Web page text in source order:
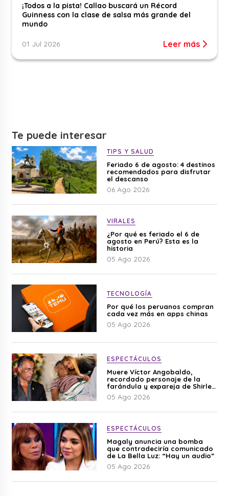
¡Todos a la pista! Callao buscará un Récord
Guinness con la clase de salsa más grande del
mundo
01 Jul 2026 Leer más
Te puede interesar
TIPS Y SALUD
Feriado 6 de agosto: 4 destinos
recomendados para disfrutar
el descanso
06 Ago 2026
VIRALES
¿Por qué es feriado el 6 de
agosto en Perú? Esta es la
historia
05 Ago 2026
TECNOLOGÍA
Por qué los peruanos compran
cada vez más en apps chinas
05 Ago 2026
ESPECTÁCULOS
Muere Víctor Angobaldo,
recordado personaje de la
farándula y expareja de Shirley
Cherres
05 Ago 2026
ESPECTÁCULOS
Magaly anuncia una bomba
que contradeciría comunicado
de La Bella Luz: “Hay un audio”
05 Ago 2026